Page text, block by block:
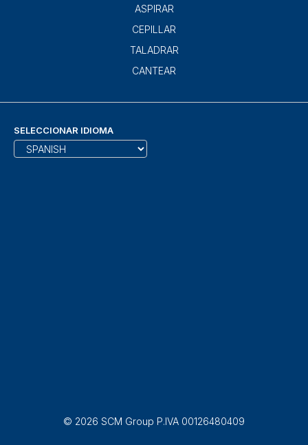
ASPIRAR
CEPILLAR
TALADRAR
CANTEAR
SELECCIONAR IDIOMA
© 2026 SCM Group P.IVA 00126480409